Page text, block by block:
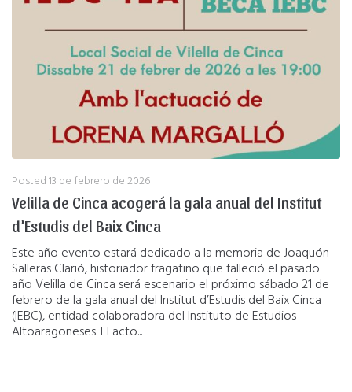
Posted13 de febrero de 2026
Velilla de Cinca acogerá la gala anual del Institut
d’Estudis del Baix Cinca
Este año evento estará dedicado a la memoria de Joaquón
Salleras Clarió, historiador fragatino que falleció el pasado
año Velilla de Cinca será escenario el próximo sábado 21 de
febrero de la gala anual del Institut d’Estudis del Baix Cinca
(IEBC), entidad colaboradora del Instituto de Estudios
Altoaragoneses. El acto...